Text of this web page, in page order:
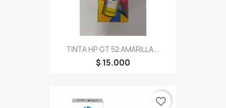
TINTA HP GT 52 AMARILLA...
$ 15.000
favorite_border